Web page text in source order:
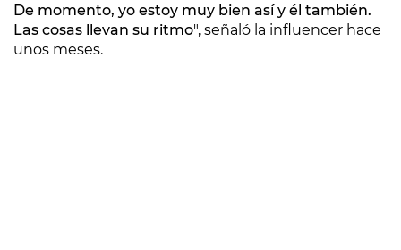
De momento, yo estoy muy bien así y él también.
Las cosas llevan su ritmo", señaló la influencer hace
unos meses.